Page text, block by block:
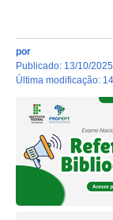
por
publicado: 13/10/
última modificação: